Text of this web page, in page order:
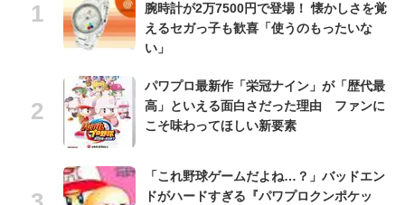
腕時計が2万7500円で登場！ 懐かしさを覚
えるセガっ子も歓喜「使うのもったいな
い」
パワプロ最新作「栄冠ナイン」が「歴代最
高」といえる面白さだった理由 ファンに
こそ味わってほしい新要素
「これ野球ゲームだよね…？」バッドエン
ドがハードすぎる『パワプロクンポケッ